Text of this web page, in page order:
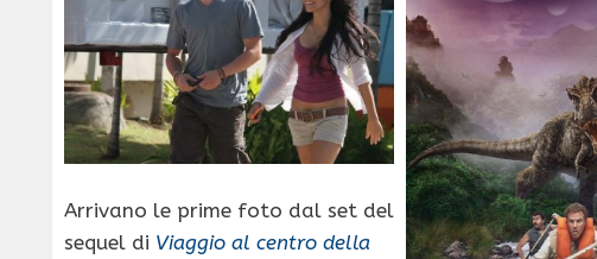
Arrivano le prime foto dal set del
sequel di Viaggio al centro della